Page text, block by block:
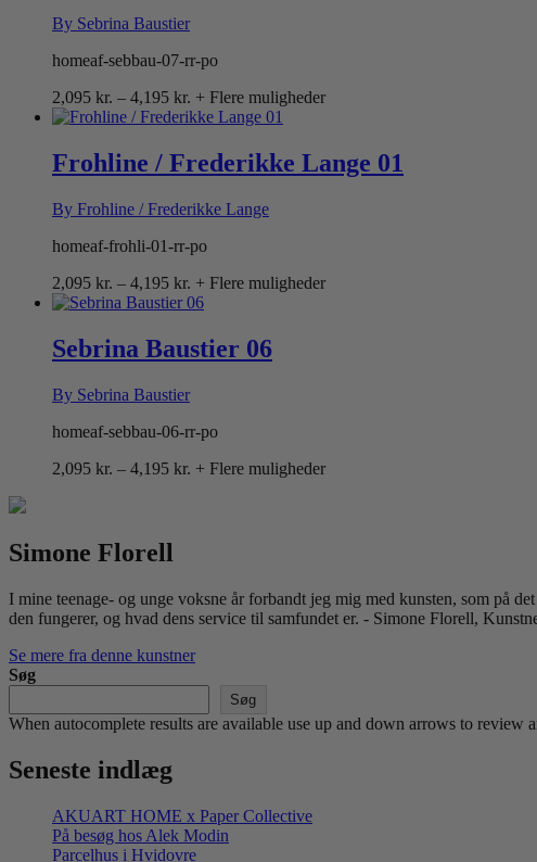
By Sebrina Baustier
homeaf-sebbau-07-rr-po
2,095 kr. – 4,195 kr. Prisinterval:
2,095 kr.
4,195 kr.
+ Flere muligheder
Frohline / Frederikke Lange 01
By Frohline / Frederikke Lange
homeaf-frohli-01-rr-po
2,095 kr. – 4,195 kr. Prisinterval:
2,095 kr.
4,195 kr.
+ Flere muligheder
Sebrina Baustier 06
By Sebrina Baustier
homeaf-sebbau-06-rr-po
2,095 kr. – 4,195 kr. Prisinterval:
+ Flere muligheder
Simone Florell
I mine teenage- og unge voksne år forbandt jeg mig med kunsten, som på
den fungerer, og hvad dens service til samfundet er. - Simone Florell,
Se mere fra denne kunstner
Søg
Søg
When autocomplete results are available use up and down arrows to
Seneste indlæg
AKUART HOME x Paper Collective
På besøg hos Alek Modin
Parcelhus i Hvidovre